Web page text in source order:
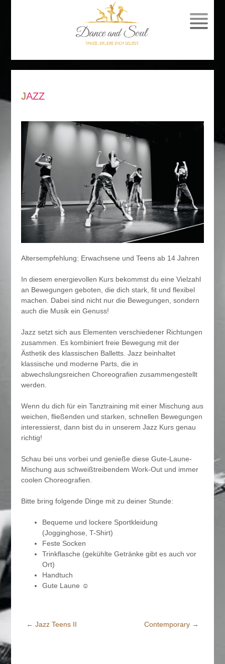
JAZZ
Altersempfehlung: Erwachsene und Teens ab 14 Jahren
In diesem energievollen Kurs bekommst du eine Vielzahl
an Bewegungen geboten, die dich stark, fit und flexibel
machen. Dabei sind nicht nur die Bewegungen, sondern
auch die Musik ein Genuss!
Jazz setzt sich aus Elementen verschiedener Richtungen
zusammen. Es kombiniert freie Bewegung mit der
Ästhetik des klassischen Balletts. Jazz beinhaltet
klassische und moderne Parts, die in
abwechslungsreichen Choreografien zusammengestellt
werden.
Wenn du dich für ein Tanztraining mit einer Mischung aus
weichen, fließenden und starken, schnellen Bewegungen
interessierst, dann bist du in unserem Jazz Kurs genau
richtig!
Schau bei uns vorbei und genieße diese Gute-Laune-
Mischung aus schweißtreibendem Work-Out und immer
coolen Choreografien.
Bitte bring folgende Dinge mit zu deiner Stunde:
Bequeme und lockere Sportkleidung
(Jogginghose, T-Shirt)
Feste Socken
Trinkflasche (gekühlte Getränke gibt es auch vor
Ort)
Handtuch
Gute Laune ☺︎
Beitrags-
← Jazz Teens II Contemporary →